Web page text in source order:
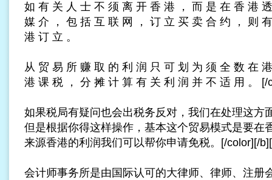
如 有 关 人 士 不 须 离 开 香 港 ， 而 是 在 香 港
媒 介 ， 包 括 互 联 网 ， 订 立 买 卖 合 约 ， 则
港 订 立 。
从 贸 易 所 赚 取 的 利 润 只 可 划 为 须 全 数 在
港 课 税 ， 分 摊 计 算 有 关 利 润 并 不 适 用 。 [/
如果税局有疑问也会出税务反对，我们在处理这方
但是根据你得这样操作，基本这个贸易模式是要在
来源香港的利润我们可以帮你申请免税。[/color][/
会计师事务所是由国际认可的大律师、律师、注册